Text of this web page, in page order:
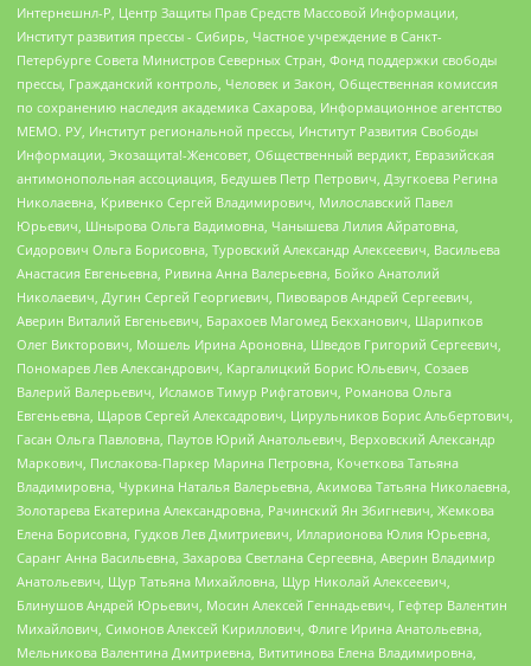
Интернешнл-Р, Центр Защиты Прав Средств Массовой Информации,
Институт развития прессы - Сибирь, Частное учреждение в Санкт-
Петербурге Совета Министров Северных Стран, Фонд поддержки свободы
прессы, Гражданский контроль, Человек и Закон, Общественная комиссия
по сохранению наследия академика Сахарова, Информационное агентство
МЕМО. РУ, Институт региональной прессы, Институт Развития Свободы
Информации, Экозащита!-Женсовет, Общественный вердикт, Евразийская
антимонопольная ассоциация, Бедушев Петр Петрович, Дзугкоева Регина
Николаевна, Кривенко Сергей Владимирович, Милославский Павел
Юрьевич, Шнырова Ольга Вадимовна, Чанышева Лилия Айратовна,
Сидорович Ольга Борисовна, Туровский Александр Алексеевич, Васильева
Анастасия Евгеньевна, Ривина Анна Валерьевна, Бойко Анатолий
Николаевич, Дугин Сергей Георгиевич, Пивоваров Андрей Сергеевич,
Аверин Виталий Евгеньевич, Барахоев Магомед Бекханович, Шарипков
Олег Викторович, Мошель Ирина Ароновна, Шведов Григорий Сергеевич,
Пономарев Лев Александрович, Каргалицкий Борис Юльевич, Созаев
Валерий Валерьевич, Исламов Тимур Рифгатович, Романова Ольга
Евгеньевна, Щаров Сергей Алексадрович, Цирульников Борис Альбертович,
Гасан Ольга Павловна, Паутов Юрий Анатольевич, Верховский Александр
Маркович, Пислакова-Паркер Марина Петровна, Кочеткова Татьяна
Владимировна, Чуркина Наталья Валерьевна, Акимова Татьяна Николаевна,
Золотарева Екатерина Александровна, Рачинский Ян Збигневич, Жемкова
Елена Борисовна, Гудков Лев Дмитриевич, Илларионова Юлия Юрьевна,
Саранг Анна Васильевна, Захарова Светлана Сергеевна, Аверин Владимир
Анатольевич, Щур Татьяна Михайловна, Щур Николай Алексеевич,
Блинушов Андрей Юрьевич, Мосин Алексей Геннадьевич, Гефтер Валентин
Михайлович, Симонов Алексей Кириллович, Флиге Ирина Анатольевна,
Мельникова Валентина Дмитриевна, Вититинова Елена Владимировна,